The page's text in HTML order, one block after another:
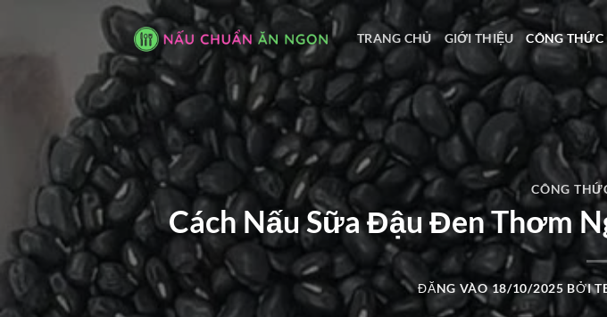
TRANG CHỦ GIỚI THIỆU CÔNG
CÔNG
Cách Nấu Sữa Đậu Đen Thơm
ĐĂNG VÀO18/10/2025 BỞI